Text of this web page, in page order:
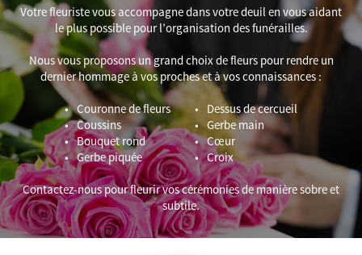
Votre fleuriste vous accompagne dans votre deuil en vous aidant
le plus possible pour l’organisation des funérailles.
Nous vous proposons un grand choix de fleurs pour rendre un
dernier hommage à vos proches et à vos connaissances :
Couronne de fleurs
Coussins
Bouquet rond
Gerbe piquée
Dessus de cercueil
Gerbe main
Cœur
Croix
Contactez-nous pour fleurir vos cérémonies de manière sobre et
subtile.